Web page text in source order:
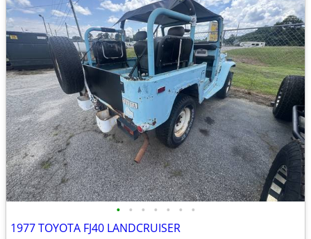
• • • • • • •
1977 TOYOTA FJ40 LANDCRUISER